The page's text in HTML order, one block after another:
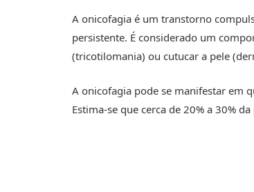
A onicofagia é um transtorno
persistente. É considerado um
(tricotilomania) ou cutucar a pele
A onicofagia pode se manifestar em
Estima-se que cerca de 20% a 30%